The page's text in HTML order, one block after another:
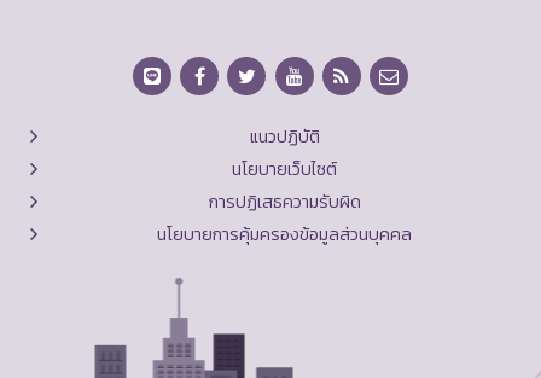
แนวปฏิบัติ
นโยบายเว็บไซต์
การปฏิเสธความรับผิด
นโยบายการคุ้มครองข้อมูลส่วนบุคคล